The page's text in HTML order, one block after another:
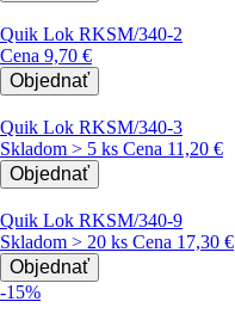
Quik Lok RKSM/340-2
Cena 9,70 €
Objednať
Quik Lok RKSM/340-3
Skladom > 5 ks Cena 11,20 €
Objednať
Quik Lok RKSM/340-9
Skladom > 20 ks Cena 17,30 €
Objednať
-15%